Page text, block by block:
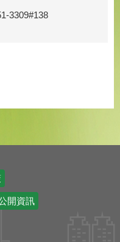
3309#138
開資訊